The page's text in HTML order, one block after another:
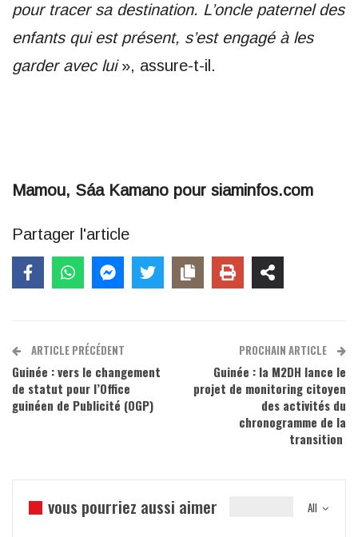
pour tracer sa destination. L’oncle paternel des
enfants qui est présent, s’est engagé à les
garder avec lui», assure-t-il.
Mamou, Sáa Kamano pour siaminfos.com
Partager l'article
ARTICLE PRÉCÉDENT
Guinée : vers le changement
de statut pour l’Office
guinéen de Publicité (OGP)
PROCHAIN ARTICLE
Guinée : la M2DH lance le
projet de monitoring citoyen
des activités du
chronogramme de la
transition
All
vous pourriez aussi aimer